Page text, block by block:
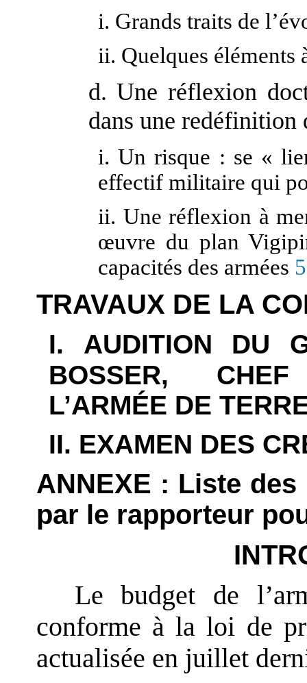
i. Grands traits de
ii. Quelques éléments
d. Une réflexion
dans une
i. Un risque : se «
effectif militaire qui
ii. Une réflexion à
œuvre du plan
capacités des armées
TRAVAUX DE LA
I. AUDITION DU
BOSSER, CHEF
L’ARMÉE DE
II. EXAMEN DES
ANNEXE : Liste
par le rapporteur
Le budget de
conforme à la loi de
actualisée en juillet